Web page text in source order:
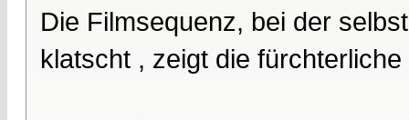
Die Filmsequenz, bei der
klatscht , zeigt die